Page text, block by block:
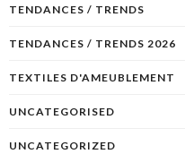
TENDANCES / TRENDS
TENDANCES / TRENDS 2026
TEXTILES D'AMEUBLEMENT
UNCATEGORISED
UNCATEGORIZED